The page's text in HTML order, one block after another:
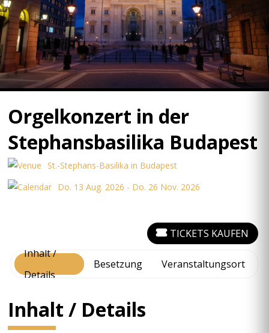
Orgelkonzert in der
Stephansbasilika Budapest
St.-Stephans-Basilika in Budapest
Do. 13 Aug. 2026 - Do. 26 Nov. 2026
Inhalt /
Details
Besetzung Veranstaltungsort
TICKETS KAUFEN
Inhalt / Details